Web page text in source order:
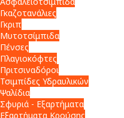
Γκαζοτανάλιες
Γκριπ
Μυτοτσίμπιδα
Πένσες
Πλαγιοκόφτες
Πριτσιναδόροι
Τσιμπίδες Υδραυλικών
Ψαλίδια
Σφυριά - Εξαρτήματα
Εξαρτήματα Κρούσης